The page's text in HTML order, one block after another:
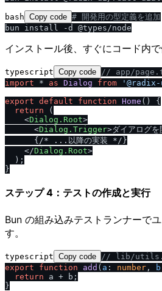
bash Copy code # 開発用の型定義を追加
インストール後、すぐにコード内で
typescript Copy code // app/
import * as Dialog from
export default function Home ( ) {
return (
<Dialog.Root>
<Dialog.Trigger>ダイアログを
      {
/* ...以降の実装 */ }
</Dialog.Root>
  );
ステップ 4：テストの作成と実行
Bun の組み込みテストランナーで
す。
typescript Copy code / / lib /
export
function add ( a : number , b
return a + b;
}